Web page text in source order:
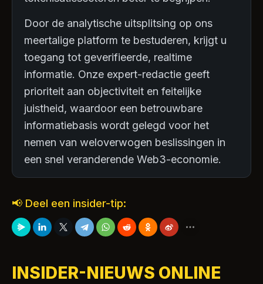
Door de analytische uitsplitsing op ons
meertalige platform te bestuderen, krijgt u
toegang tot geverifieerde, realtime
informatie. Onze expert-redactie geeft
prioriteit aan objectiviteit en feitelijke
juistheid, waardoor een betrouwbare
informatiebasis wordt gelegd voor het
nemen van weloverwogen beslissingen in
een snel veranderende Web3-economie.
📢 Deel een insider-tip:
INSIDER-NIEUWS ONLINE